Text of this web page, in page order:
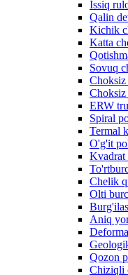
Issiq
Qalin
Kichik
Katta
Sovuq
ERW
Spiral
Termal
O'g'it
Kvadrat
Chelik
Olti
Aniq
Qozon
Chiziqli